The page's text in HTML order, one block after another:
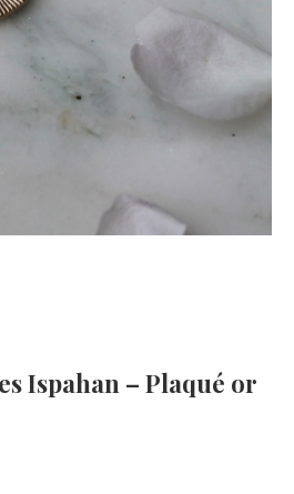
Ispahan – Plaqué or